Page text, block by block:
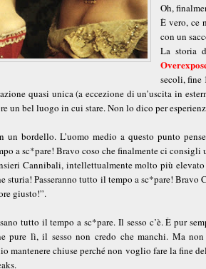
Oh,
È vero, ce
con un
La storia
secoli, fine
quasi unica (a eccezione di un’uscita in
un bel luogo in cui stare. Non lo dico per
un bordello. L’uomo medio a questo punto
a sc*pare! Bravo coso che finalmente ci consigli
Cannibali, intellettualmente molto più
sturia! Passeranno tutto il tempo a sc*pare! Bravo
giusto!”.
tutto il tempo a sc*pare. Il sesso c’è. È pur
pure lì, il sesso non credo che manchi. Ma
mantenere chiuse perché non voglio fare la fine